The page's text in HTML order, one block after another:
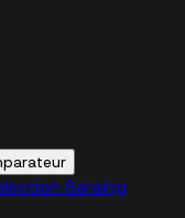
Seraing